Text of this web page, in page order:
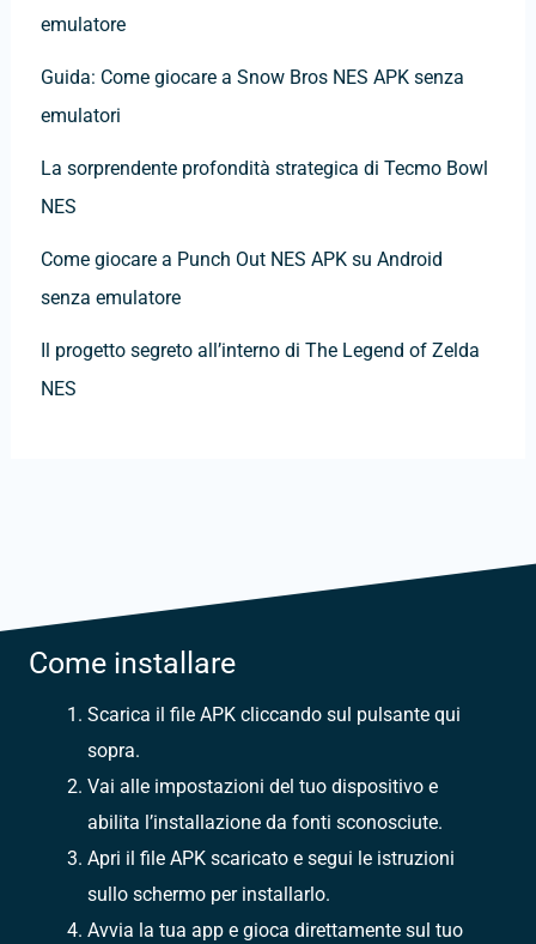
emulatore
Guida: Come giocare a Snow Bros NES APK senza
emulatori
La sorprendente profondità strategica di Tecmo Bowl
NES
Come giocare a Punch Out NES APK su Android
senza emulatore
Il progetto segreto all’interno di The Legend of Zelda
NES
Come installare
Scarica il file APK cliccando sul pulsante qui
sopra.
Vai alle impostazioni del tuo dispositivo e
abilita l’installazione da fonti sconosciute.
Apri il file APK scaricato e segui le istruzioni
sullo schermo per installarlo.
Avvia la tua app e gioca direttamente sul tuo